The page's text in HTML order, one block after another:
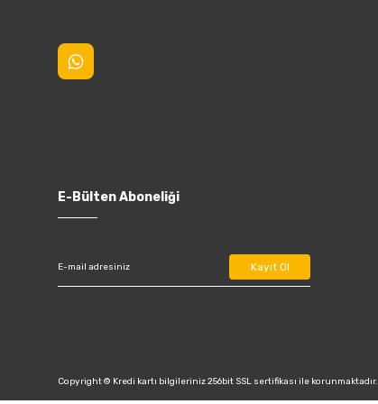
E-Bülten Aboneliği
Kayıt Ol
Copyright © Kredi kartı bilgileriniz 256bit SSL sertifikası ile korunmaktadır.